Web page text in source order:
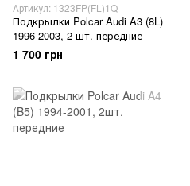
Артикул: 1323FP(FL)1Q
Подкрылки Polcar Audi A3 (8L)
1996-2003, 2 шт. передние
1 700 грн